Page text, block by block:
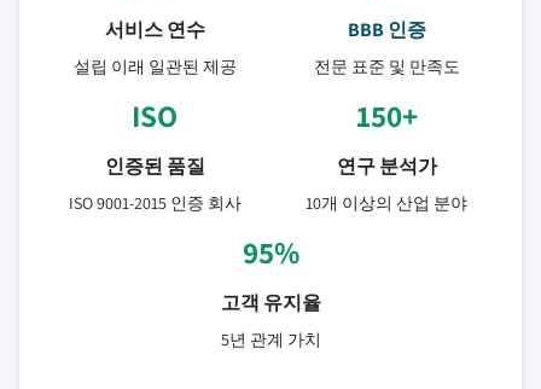
서비스 연수
설립 이래 일관된 제공
BBB 인증
전문 표준 및 만족도
ISO
인증된 품질
ISO 9001-2015 인증 회사
150+
연구 분석가
10개 이상의 산업 분야
95%
고객 유지율
5년 관계 가치